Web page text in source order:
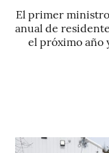
El primer
anual de
el próximo año